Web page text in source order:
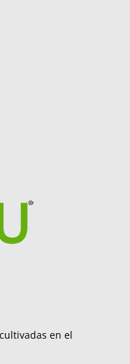
en el